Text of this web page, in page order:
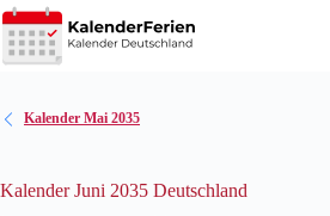
Zum
Inhalt
springen
Kalender Mai 2035
Kalender Juni 2035 Deutschland